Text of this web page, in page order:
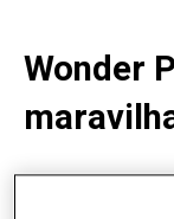
Wonder